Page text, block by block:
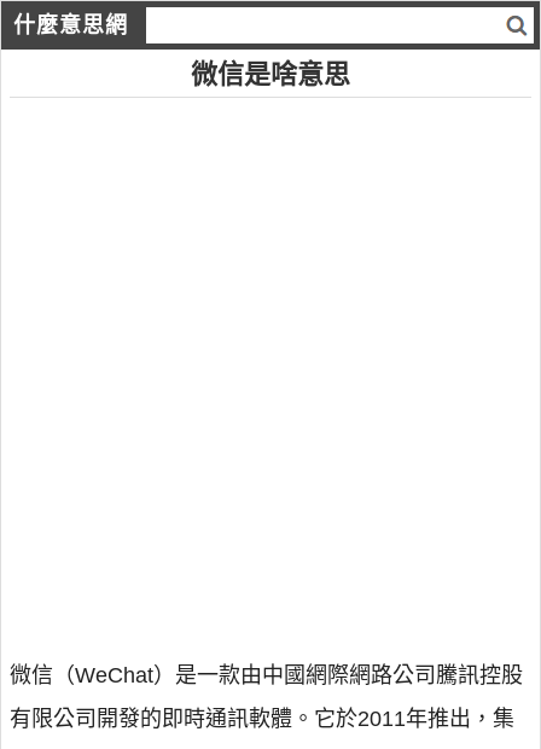
什麼意思網
微信是啥意思
微信（WeChat）是一款由中國網際網路公司騰訊控股
有限公司開發的即時通訊軟體。它於2011年推出，集